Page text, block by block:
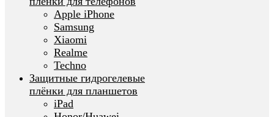
Apple iPhone
Samsung
Xiaomi
Realme
Techno
Защитные гидрогелевые
плёнки для планшетов
iPad